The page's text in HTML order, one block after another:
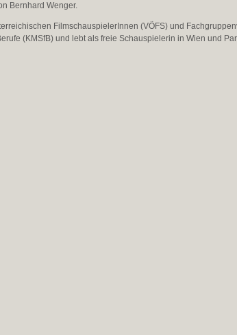
Bernhard Wenger.
FilmschauspielerInnen (VÖFS) und
(KMSfB) und lebt als freie Schauspielerin in Wien und